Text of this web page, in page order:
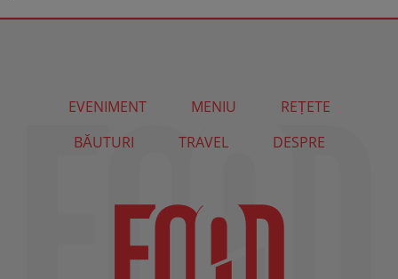
EVENIMENT MENIU
REȚETE
BĂUTURI
TRAVEL DESPRE